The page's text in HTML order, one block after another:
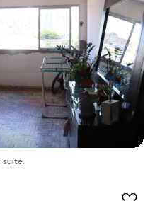
suíte.